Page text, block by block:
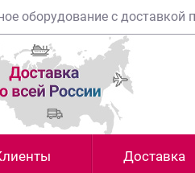
оборудование с доставкой
Доставка